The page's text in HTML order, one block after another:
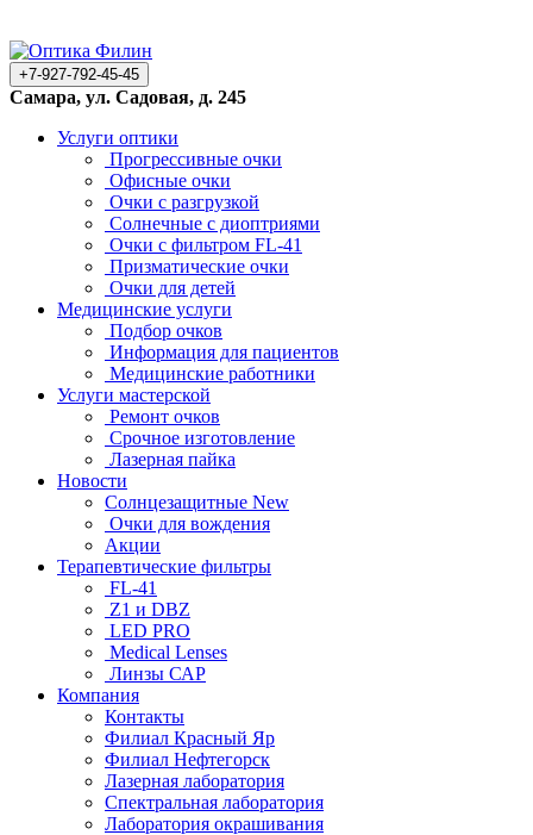
+7-927-792-45-45
Самара, ул. Садовая, д. 245
Услуги оптики
Прогрессивные очки
Офисные очки
Очки с разгрузкой
Солнечные с диоптриями
Очки с фильтром FL-41
Призматические очки
Очки для детей
Медицинские услуги
Подбор очков
Информация для пациентов
Медицинские работники
Услуги мастерской
Ремонт очков
Срочное изготовление
Лазерная пайка
Новости
Солнцезащитные New
Очки для вождения
Акции
Терапевтические фильтры
FL-41
Z1 и DBZ
LED PRO
Medical Lenses
Линзы САР
Компания
Контакты
Филиал Красный Яр
Филиал Нефтегорск
Лазерная лаборатория
Спектральная лаборатория
Лаборатория окрашивания